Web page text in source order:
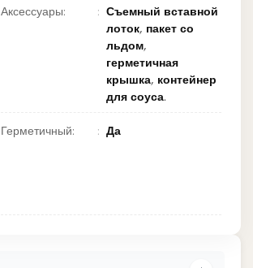
Аксессуары:
Съемный вставной
лоток, пакет со
льдом,
герметичная
крышка, контейнер
для соуса.
Герметичный: Да